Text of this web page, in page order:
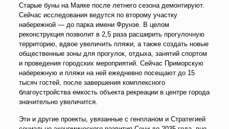
Старые буны на Маяке после летнего сезона демонтируют.
Сейчас исследования ведутся по второму участку
набережной — до парка имени Фрунзе. В целом
реконструкция позволит в 2,5 раза расширить прогулочную
территорию, вдвое увеличить пляжи, а также создать новые
общественные зоны для прогулок, отдыха, занятий спортом
и проведения городских мероприятий. Сейчас Приморскую
набережную и пляжи на ней ежедневно посещают до 15
тысяч гостей, после завершения комплексного
благоустройства емкость объекта рекреации в центре города
значительно увеличится.
Эти и другие проекты, увязанные с генпланом и Стратегией